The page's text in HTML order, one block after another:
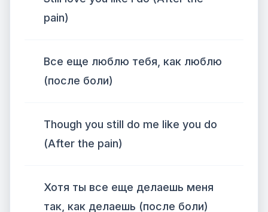
pain)
Все еще люблю тебя, как люблю
(после боли)
Though you still do me like you do
(After the pain)
Хотя ты все еще делаешь меня
так, как делаешь (после боли)